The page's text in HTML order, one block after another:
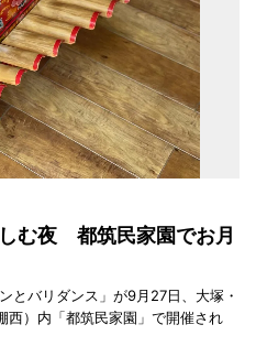
む夜 都筑民家園でお月
とバリダンス」が9月27日、大塚・
西）内「都筑民家園」で開催され